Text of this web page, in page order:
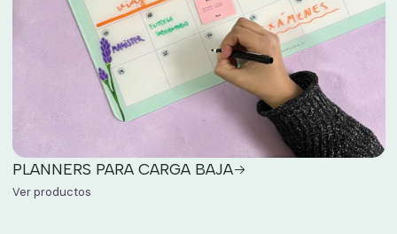
PLANNERS PARA CARGA BAJA
Ver productos